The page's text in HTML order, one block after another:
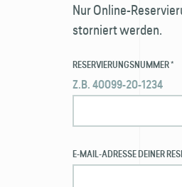
Nur Online-
storniert werden.
RESERVIERUNGSNUMMER *
Z.B. 40099-20-1234
E-MAIL-ADRESSE DEINER